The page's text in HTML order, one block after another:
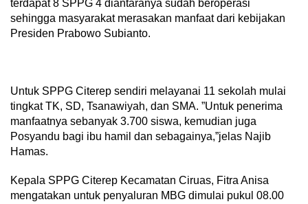
terdapat 8 SPPG 4 diantaranya sudah beroperasi
sehingga masyarakat merasakan manfaat dari kebijakan
Presiden Prabowo Subianto.
Untuk SPPG Citerep sendiri melayanai 11 sekolah mulai
tingkat TK, SD, Tsanawiyah, dan SMA. ”Untuk penerima
manfaatnya sebanyak 3.700 siswa, kemudian juga
Posyandu bagi ibu hamil dan sebagainya,”jelas Najib
Hamas.
Kepala SPPG Citerep Kecamatan Ciruas, Fitra Anisa
mengatakan untuk penyaluran MBG dimulai pukul 08.00